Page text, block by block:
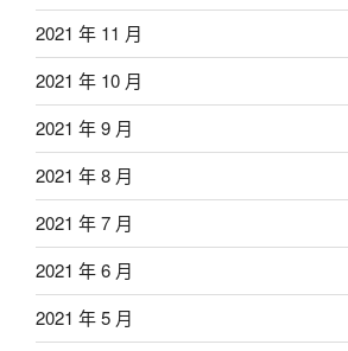
2021 年 11 月
2021 年 10 月
2021 年 9 月
2021 年 8 月
2021 年 7 月
2021 年 6 月
2021 年 5 月